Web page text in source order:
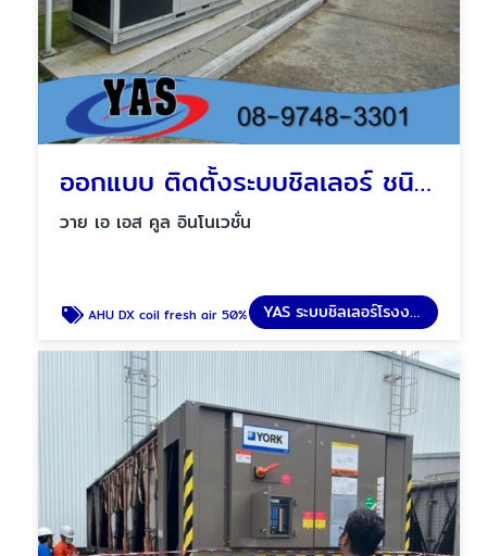
ออกแบบ ติดตั้งระบบชิลเลอร์ ชนิดระบายความร้อนด้วยอากาศ
วาย เอ เอส คูล อินโนเวชั่น
AHU DX coil fresh air 50% YAS ระบบชิลเลอร์โรงงาน